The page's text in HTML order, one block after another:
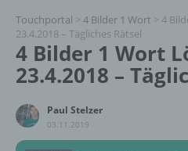
Touchportal > 4 Bilder 1 Wort > 4
23.4.2018 – Tägliches Rätsel
4 Bilder 1 Wort
23.4.2018 –
Paul Stelzer
03.11.2019